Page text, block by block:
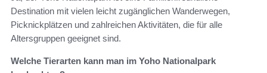
Destination mit vielen leicht zugänglichen Wanderwegen,
Picknickplätzen und zahlreichen Aktivitäten, die für alle
Altersgruppen geeignet sind.
Welche Tierarten kann man im Yoho Nationalpark